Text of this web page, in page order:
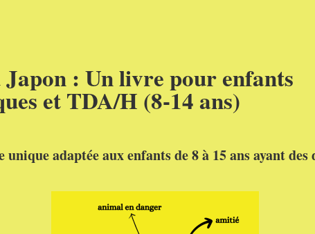
: Un livre pour enfants
et TDA/H (8-14 ans)
unique adaptée aux enfants de 8 à 15 ans ayant